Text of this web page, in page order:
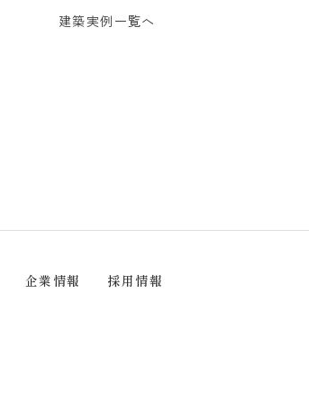
建築実例一覧へ
企業情報 採用情報